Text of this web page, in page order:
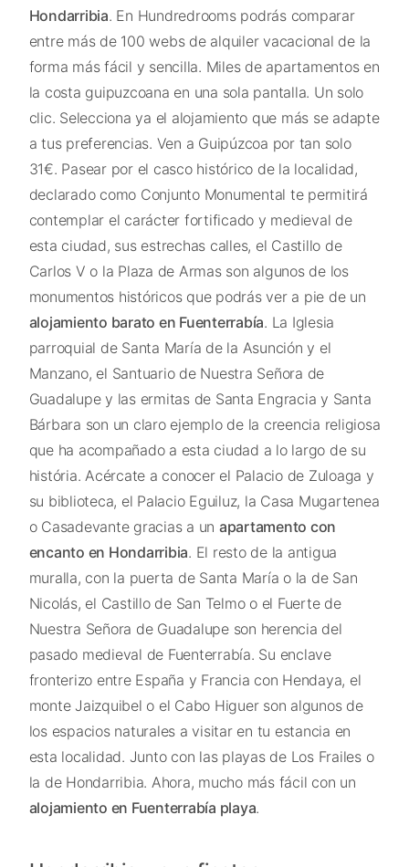
Hondarribia. En Hundredrooms podrás comparar
entre más de 100 webs de alquiler vacacional de la
forma más fácil y sencilla. Miles de apartamentos en
la costa guipuzcoana en una sola pantalla. Un solo
clic. Selecciona ya el alojamiento que más se adapte
a tus preferencias. Ven a Guipúzcoa por tan solo
31€. Pasear por el casco histórico de la localidad,
declarado como Conjunto Monumental te permitirá
contemplar el carácter fortificado y medieval de
esta ciudad, sus estrechas calles, el Castillo de
Carlos V o la Plaza de Armas son algunos de los
monumentos históricos que podrás ver a pie de un
alojamiento barato en Fuenterrabía. La Iglesia
parroquial de Santa María de la Asunción y el
Manzano, el Santuario de Nuestra Señora de
Guadalupe y las ermitas de Santa Engracia y Santa
Bárbara son un claro ejemplo de la creencia religiosa
que ha acompañado a esta ciudad a lo largo de su
história. Acércate a conocer el Palacio de Zuloaga y
su biblioteca, el Palacio Eguiluz, la Casa Mugartenea
o Casadevante gracias a un apartamento con
encanto en Hondarribia. El resto de la antigua
muralla, con la puerta de Santa María o la de San
Nicolás, el Castillo de San Telmo o el Fuerte de
Nuestra Señora de Guadalupe son herencia del
pasado medieval de Fuenterrabía. Su enclave
fronterizo entre España y Francia con Hendaya, el
monte Jaizquibel o el Cabo Higuer son algunos de
los espacios naturales a visitar en tu estancia en
esta localidad. Junto con las playas de Los Frailes o
la de Hondarribia. Ahora, mucho más fácil con un
alojamiento en Fuenterrabía playa.